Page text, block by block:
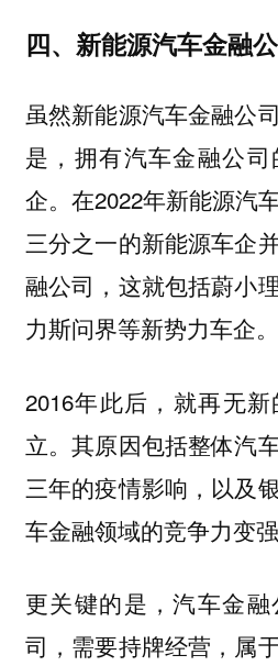
四、新能源汽车金融
虽然新能源汽车金融公
是，拥有汽车金融公
企。在2022年新能源汽
三分之一的新能源车企
融公司，这就包括蔚小
力斯问界等新势力车企。
2016年此后，就再无
立。其原因包括整体汽
三年的疫情影响，以及
车金融领域的竞争力变强
更关键的是，汽车金
司，需要持牌经营，属